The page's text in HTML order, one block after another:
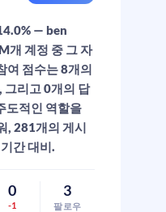
— ben
개 계정 중 그 자
여 점수는 8개의
그리고 0개의 답
도적인 역할을
, 281개의 게시
간 대비.
0
-1
3
팔로우